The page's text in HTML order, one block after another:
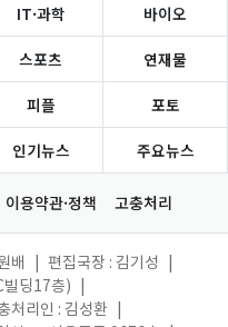
IT·과학 바이오
스포츠 연재물
피플 포토
인기뉴스 주요뉴스
이용약관·정책 고충처리
배 편집국장 : 김기성
빌딩17층)
처리인 : 김성환